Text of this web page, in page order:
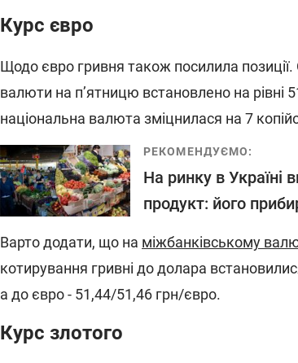
Курс євро
Щодо євро гривня також посилила позиції.
валюти на п’ятницю встановлено на рівні
національна валюта зміцнилася на 7
РЕКОМЕНДУЄМО:
На ринку в Україні
продукт: його
Варто додати, що на міжбанківському
котирування гривні до долара
а до євро - 51,44/51,46 грн/євро.
Курс злотого